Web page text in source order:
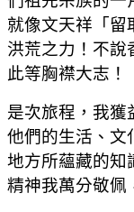
就像文天祥「留
洪荒之力！不說
此等胸襟大志！
是次旅程，我獲
他們的生活、文
地方所蘊藏的知
精神我萬分敬佩